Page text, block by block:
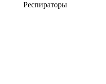
Респираторы